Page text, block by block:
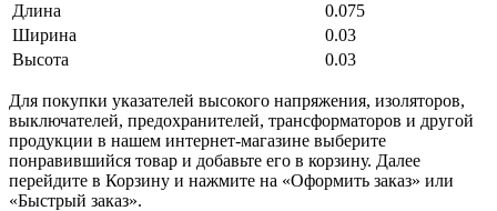
Длина
0.075
Ширина
0.03
Высота
0.03
Для покупки указателей высокого напряжения, изоляторов,
выключателей, предохранителей, трансформаторов и другой
продукции в нашем интернет-магазине выберите
понравившийся товар и добавьте его в корзину. Далее
перейдите в Корзину и нажмите на «Оформить заказ» или
«Быстрый заказ».